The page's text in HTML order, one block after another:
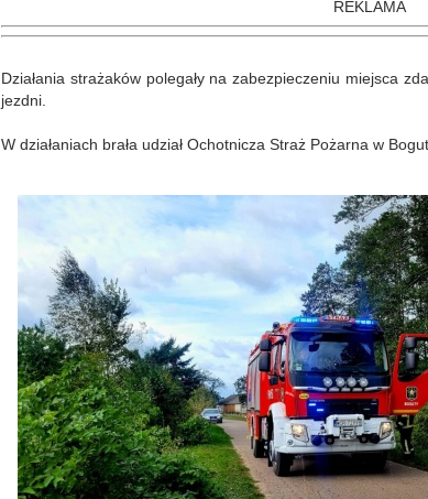
REKLAMA
Działania strażaków polegały na zabezpieczeniu miejsca
jezdni.
W działaniach brała udział Ochotnicza Straż Pożarna w